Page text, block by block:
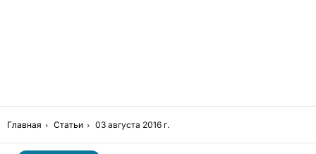
Главная Статьи 03 августа 2016 г.